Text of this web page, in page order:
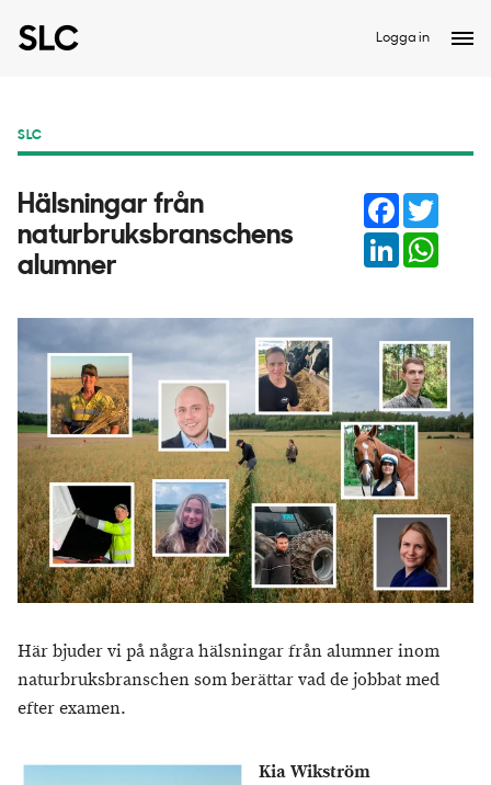
Logga in
SLC
Hälsningar från
naturbruksbranschens
alumner
Facebook
LinkedIn
Här bjuder vi på några hälsningar från alumner inom
naturbruksbranschen som berättar vad de jobbat med
efter examen.
Kia Wikström